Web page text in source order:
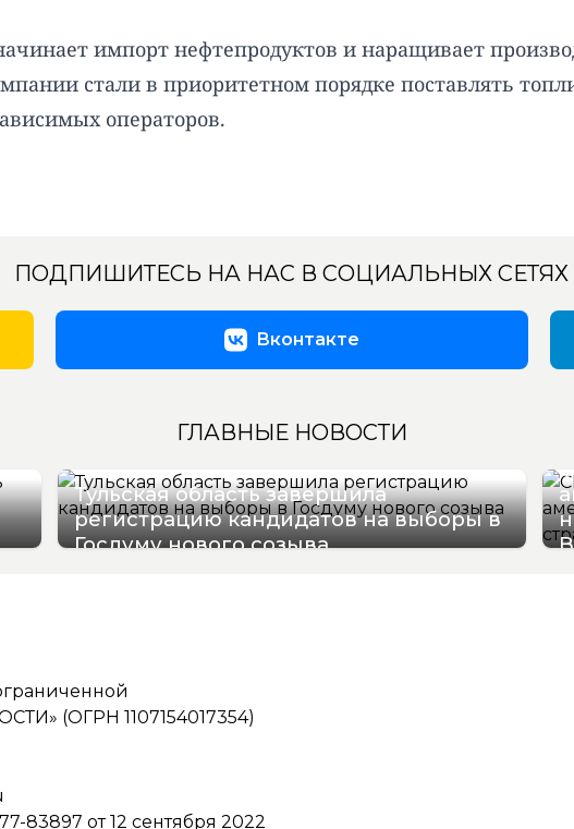
импорт нефтепродуктов и наращивает
стали в приоритетном порядке поставлять
операторов.
ПОДПИШИТЕСЬ НА НАС В СОЦИАЛЬНЫХ СЕТЯХ
Вконтакте
ГЛАВНЫЕ НОВОСТИ
Тульская область завершила
регистрацию кандидатов на выборы в
Госдуму нового созыва
(ОГРН 1107154017354)
от 12 сентября 2022